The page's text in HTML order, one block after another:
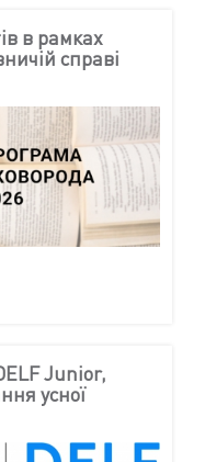
в рамках
справі
Junior,
усної